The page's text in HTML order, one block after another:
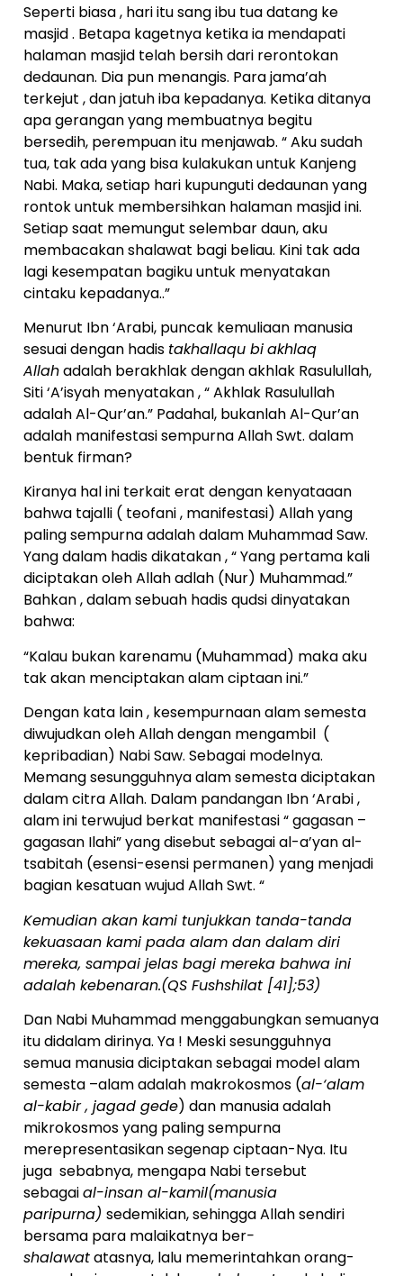
Seperti biasa , hari itu sang ibu tua datang ke
masjid . Betapa kagetnya ketika ia mendapati
halaman masjid telah bersih dari rerontokan
dedaunan. Dia pun menangis. Para jama’ah
terkejut , dan jatuh iba kepadanya. Ketika ditanya
apa gerangan yang membuatnya begitu
bersedih, perempuan itu menjawab. “ Aku sudah
tua, tak ada yang bisa kulakukan untuk Kanjeng
Nabi. Maka, setiap hari kupunguti dedaunan yang
rontok untuk membersihkan halaman masjid ini.
Setiap saat memungut selembar daun, aku
membacakan shalawat bagi beliau. Kini tak ada
lagi kesempatan bagiku untuk menyatakan
cintaku kepadanya..”
Menurut Ibn ‘Arabi, puncak kemuliaan manusia
sesuai dengan hadis takhallaqu biakhlaq
Allahadalah berakhlak dengan akhlak Rasulullah,
Siti ‘A’isyah menyatakan , “ Akhlak Rasulullah
adalah Al-Qur’an.” Padahal, bukanlah Al-Qur’an
adalah manifestasi sempurna Allah Swt. dalam
bentuk firman?
Kiranya hal ini terkait erat dengan kenyataaan
bahwa tajalli ( teofani , manifestasi) Allah yang
paling sempurna adalah dalam Muhammad Saw.
Yang dalam hadis dikatakan , “ Yang pertama kali
diciptakan oleh Allah adlah (Nur) Muhammad.”
Bahkan , dalam sebuah hadis qudsi dinyatakan
bahwa:
“Kalau bukan karenamu (Muhammad) maka aku
tak akan menciptakan alam ciptaan ini.”
Dengan kata lain , kesempurnaan alam semesta
diwujudkan oleh Allah dengan mengambil (
kepribadian) Nabi Saw. Sebagai modelnya.
Memang sesungguhnya alam semesta diciptakan
dalam citra Allah. Dalam pandangan Ibn ‘Arabi ,
alam ini terwujud berkat manifestasi “ gagasan –
gagasan Ilahi” yang disebut sebagai al-a’yan al-
tsabitah (esensi-esensi permanen) yang menjadi
bagian kesatuan wujud Allah Swt. “
Kemudian akan kami tunjukkan tanda-tanda
kekuasaan kami pada alam dan dalam diri
mereka, sampai jelas bagi mereka bahwa ini
adalah kebenaran.(QS Fushshilat [41];53)
Dan Nabi Muhammad menggabungkan semuanya
itu didalam dirinya. Ya ! Meski sesungguhnya
semua manusia diciptakan sebagai model alam
semesta –alam adalah makrokosmos (al-‘alam
al-kabir , jagad gede) dan manusia adalah
mikrokosmos yang paling sempurna
merepresentasikan segenap ciptaan-Nya. Itu
juga sebabnya, mengapa Nabi tersebut
sebagaial-insan al-kamil(manusia
paripurna) sedemikian, sehingga Allah sendiri
bersama para malaikatnya ber-
shalawatatasnya, lalu memerintahkan orang-